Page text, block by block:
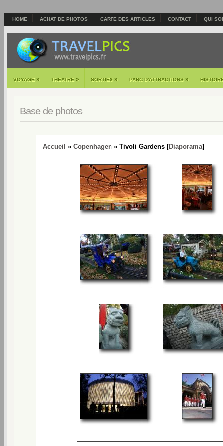
HOME ACHAT DE PHOTOS CARTE DES ARTICLES CONTACT QUI
VOYAGE » THEATRE » SORTIES » PARC D'ATTRACTIONS »
Base de photos
Accueil » Copenhagen » Tivoli Gardens [Diaporama]